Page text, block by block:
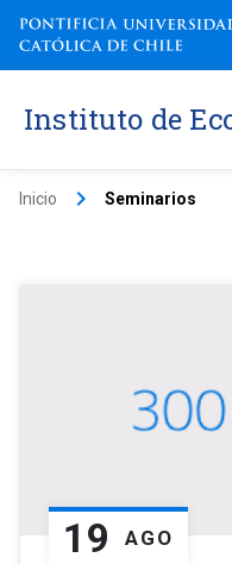
Instituto de
Inicio keyboard_arrow_right Seminarios
19 AGO